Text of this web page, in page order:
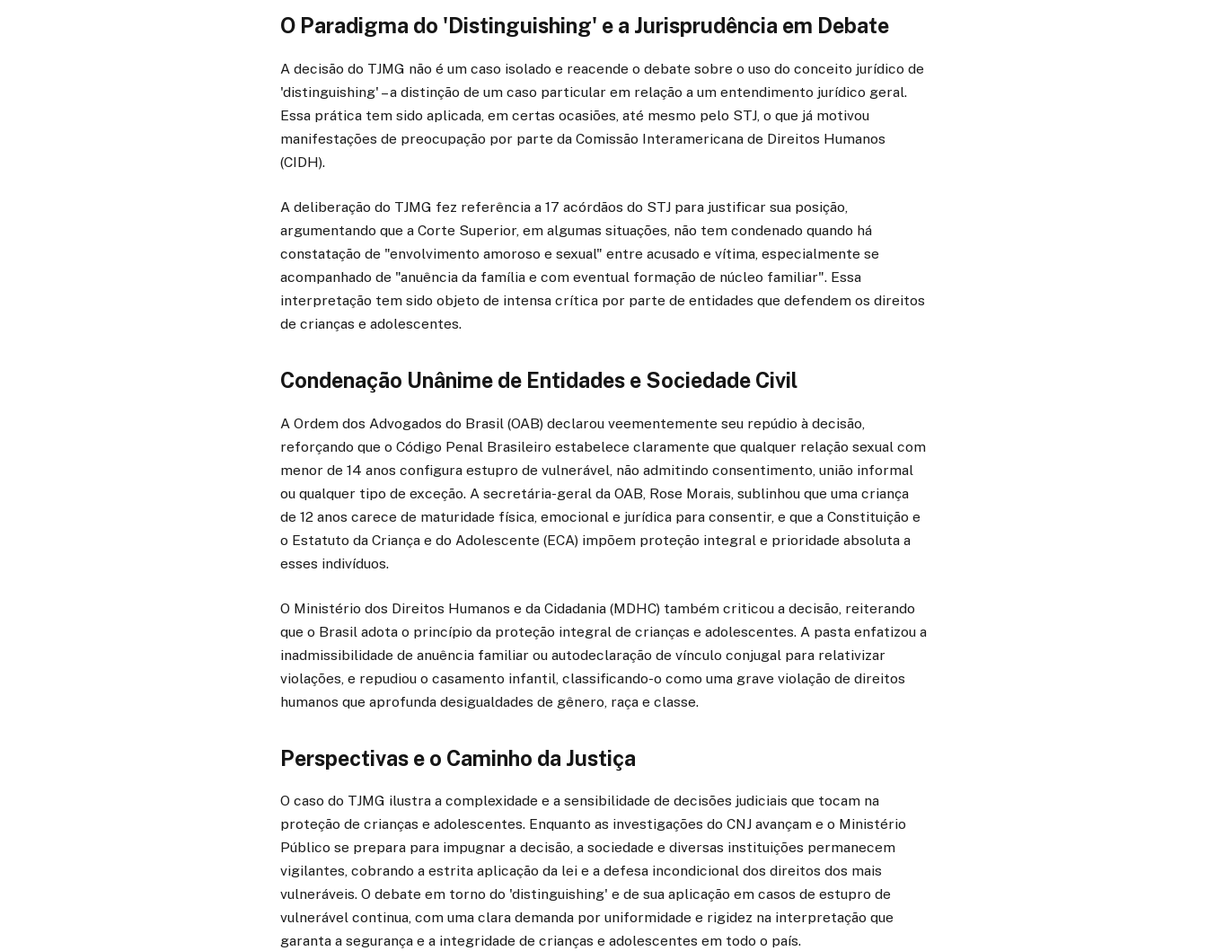
O Paradigma do 'Distinguishing' e a Jurisprudência em Debate
A decisão do TJMG não é um caso isolado e reacende o debate sobre o uso do conceito jurídico de
'distinguishing' – a distinção de um caso particular em relação a um entendimento jurídico geral.
Essa prática tem sido aplicada, em certas ocasiões, até mesmo pelo STJ, o que já motivou
manifestações de preocupação por parte da Comissão Interamericana de Direitos Humanos
(CIDH).
A deliberação do TJMG fez referência a 17 acórdãos do STJ para justificar sua posição,
argumentando que a Corte Superior, em algumas situações, não tem condenado quando há
constatação de "envolvimento amoroso e sexual" entre acusado e vítima, especialmente se
acompanhado de "anuência da família e com eventual formação de núcleo familiar". Essa
interpretação tem sido objeto de intensa crítica por parte de entidades que defendem os direitos
de crianças e adolescentes.
Condenação Unânime de Entidades e Sociedade Civil
A Ordem dos Advogados do Brasil (OAB) declarou veementemente seu repúdio à decisão,
reforçando que o Código Penal Brasileiro estabelece claramente que qualquer relação sexual com
menor de 14 anos configura estupro de vulnerável, não admitindo consentimento, união informal
ou qualquer tipo de exceção. A secretária-geral da OAB, Rose Morais, sublinhou que uma criança
de 12 anos carece de maturidade física, emocional e jurídica para consentir, e que a Constituição e
o Estatuto da Criança e do Adolescente (ECA) impõem proteção integral e prioridade absoluta a
esses indivíduos.
O Ministério dos Direitos Humanos e da Cidadania (MDHC) também criticou a decisão, reiterando
que o Brasil adota o princípio da proteção integral de crianças e adolescentes. A pasta enfatizou a
inadmissibilidade de anuência familiar ou autodeclaração de vínculo conjugal para relativizar
violações, e repudiou o casamento infantil, classificando-o como uma grave violação de direitos
humanos que aprofunda desigualdades de gênero, raça e classe.
Perspectivas e o Caminho da Justiça
O caso do TJMG ilustra a complexidade e a sensibilidade de decisões judiciais que tocam na
proteção de crianças e adolescentes. Enquanto as investigações do CNJ avançam e o Ministério
Público se prepara para impugnar a decisão, a sociedade e diversas instituições permanecem
vigilantes, cobrando a estrita aplicação da lei e a defesa incondicional dos direitos dos mais
vulneráveis. O debate em torno do 'distinguishing' e de sua aplicação em casos de estupro de
vulnerável continua, com uma clara demanda por uniformidade e rigidez na interpretação que
garanta a segurança e a integridade de crianças e adolescentes em todo o país.